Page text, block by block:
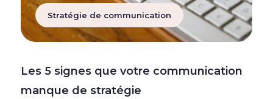
Stratégie de communication
Les 5 signes que votre communication
manque de stratégie